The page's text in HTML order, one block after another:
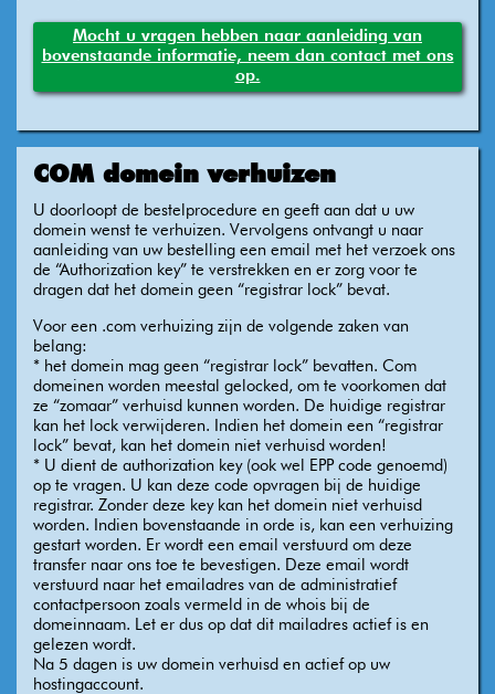
Mocht u vragen hebben naar aanleiding van
bovenstaande informatie, neem dan contact met ons
op.
COM domein verhuizen
U doorloopt de bestelprocedure en geeft aan dat u uw
domein wenst te verhuizen. Vervolgens ontvangt u naar
aanleiding van uw bestelling een email met het verzoek ons
de “Authorization key” te verstrekken en er zorg voor te
dragen dat het domein geen “registrar lock” bevat.
Voor een .com verhuizing zijn de volgende zaken van
belang:
* het domein mag geen “registrar lock” bevatten. Com
domeinen worden meestal gelocked, om te voorkomen dat
ze “zomaar” verhuisd kunnen worden. De huidige registrar
kan het lock verwijderen. Indien het domein een “registrar
lock” bevat, kan het domein niet verhuisd worden!
* U dient de authorization key (ook wel EPP code genoemd)
op te vragen. U kan deze code opvragen bij de huidige
registrar. Zonder deze key kan het domein niet verhuisd
worden. Indien bovenstaande in orde is, kan een verhuizing
gestart worden. Er wordt een email verstuurd om deze
transfer naar ons toe te bevestigen. Deze email wordt
verstuurd naar het emailadres van de administratief
contactpersoon zoals vermeld in de whois bij de
domeinnaam. Let er dus op dat dit mailadres actief is en
gelezen wordt.
Na 5 dagen is uw domein verhuisd en actief op uw
hostingaccount.